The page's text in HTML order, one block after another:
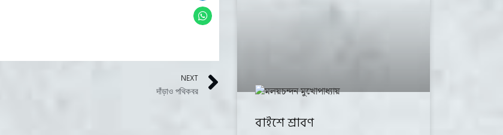
NEXT
দাঁড়াও পথিকবর
বাইশে শ্রাবণ